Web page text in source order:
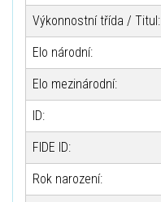
Výkonnostní třída / Titul:
Elo národní:
Elo mezinárodní:
ID:
FIDE ID:
Rok narození: